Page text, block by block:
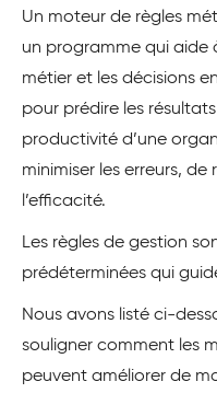
Un moteur de règles
un programme qui aide
métier et les décisions
pour prédire les
productivité d’une
minimiser les erreurs,
l’efficacité.
Les règles de gestion
prédéterminées qui
Nous avons listé ci-
souligner comment les
peuvent améliorer de